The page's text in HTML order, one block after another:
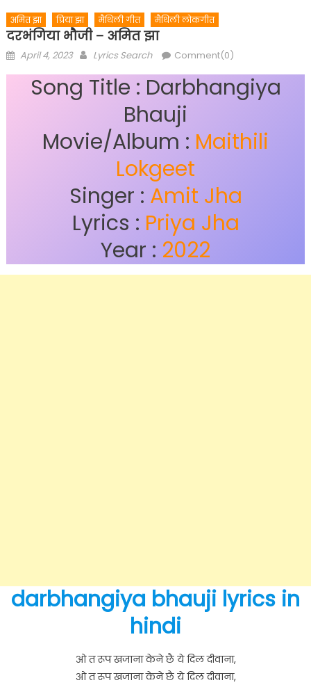
अमित झा प्रिया झा मैथिली गीत मैथिली लोकगीत
दरभंगिया भौजी – अमित झा
Posted
April 4, 2023 Author
Lyrics Search Comment(0)
Song Title : Darbhangiya
Bhauji
Movie/Album : Maithili
Lokgeet
Singer : Amit Jha
Lyrics : Priya Jha
Year : 2022
darbhangiya bhauji lyrics in
hindi
ओ त रूप खजाना केने छै ये दिल दीवाना,
ओ त रूप खजाना केने छै ये दिल दीवाना,